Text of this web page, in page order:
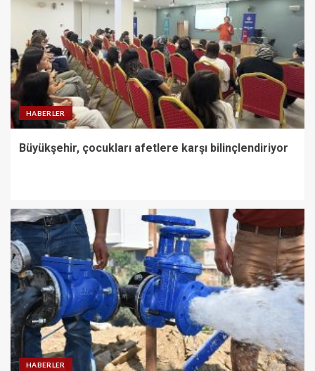
HABERLER
Büyükşehir, çocukları afetlere karşı bilinçlendiriyor
HABERLER